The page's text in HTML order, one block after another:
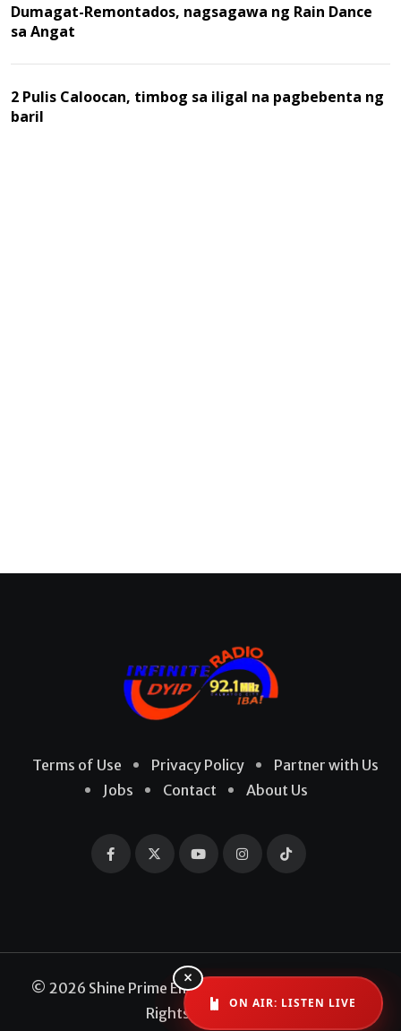
Dumagat-Remontados, nagsagawa ng Rain Dance
sa Angat
2 Pulis Caloocan, timbog sa iligal na pagbebenta ng
baril
Terms of Use Privacy Policy
Partner with Us
Jobs
Contact About Us
© 2026 Shine Prime Entertainment Production. All
Rights Reserved
×
ON AIR: LISTEN LIVE